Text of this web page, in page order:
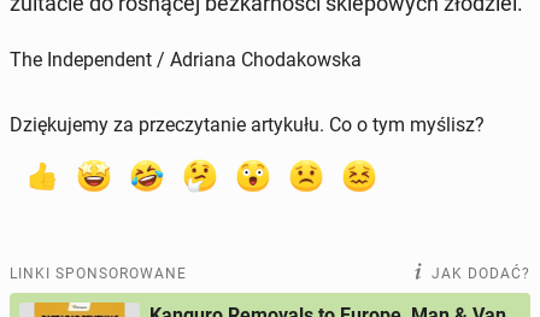
The Independent / Adriana Chodakowska
Dziękujemy za przeczytanie artykułu. Co o tym myślisz?
LINKI SPONSOROWANE JAK DODAĆ?